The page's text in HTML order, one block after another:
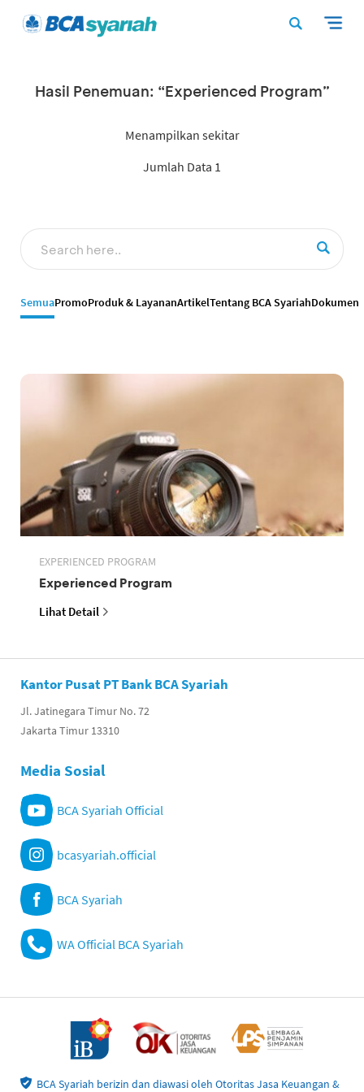
Hasil Penemuan: “Experienced Program”
Menampilkan sekitar
Jumlah Data 1
SemuaPromoProduk & LayananArtikelTentang BCA SyariahDokumen
EXPERIENCED PROGRAM
Experienced Program
Lihat Detail
Kantor Pusat PT Bank BCA Syariah
Jl. Jatinegara Timur No. 72
Jakarta Timur 13310
Media Sosial
BCA Syariah Official
bcasyariah.official
BCA Syariah
WA Official BCA Syariah
BCA Syariah berizin dan diawasi oleh Otoritas Jasa Keuangan &